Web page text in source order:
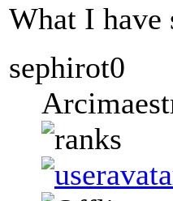
What I have
sephirot0